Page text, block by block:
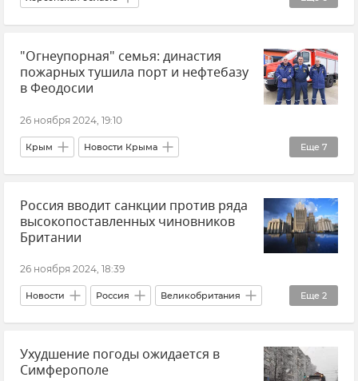
ФСБ РФ (Федеральная служба безопасности Российской Федерации)
Новости Суд Приговор
Шпионаж
"Огнеупорная" семья: династия
пожарных тушила порт и нефтебазу
в Феодосии
26 ноября 2024, 19:10
Еще 7
Крым Новости Крыма
Год семьи в России семья
Орджоникидзе Пожар
Династии Крыма
МЧС Крыма
Россия вводит санкции против ряда
высокопоставленных чиновников
Британии
26 ноября 2024, 18:39
Еще 2
Новости Россия Великобритания
Министерство иностранных дел РФ (МИД РФ)
Санкции
Ухудшение погоды ожидается в
Симферополе